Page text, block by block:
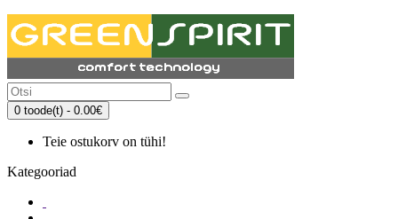
0 toode(t) - 0.00€
Teie ostukorv on tühi!
Kategooriad